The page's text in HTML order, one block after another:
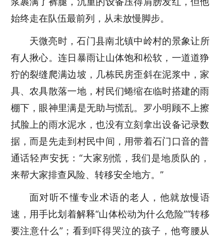
始终走在队伍最前列，从未放慢脚步。
天微亮时，石门县南北镇中岭村的景象让所
有人揪心。连日暴雨让山体饱和松软，一道道狰
狞的裂缝爬满边坡，几栋民房歪斜在泥浆中，家
具、农具散落一地，村民们蜷缩在临时搭建的雨
棚下，眼神里满是无助与慌乱。罗小明顾不上擦
拭脸上的雨水泥水，也没有立刻拿出设备记录数
据，而是先走到村民中间，用带着石门口音的普
通话轻声安抚： “大家别慌，我们是地质队的，
来帮大家排查风险、转移安全地方。”
面对听不懂专业术语的老人，他就放慢语
速，用手比划着解释“山体松动为什么危险”“转移
要注意什么”；看到吓得哭泣的孩子，他弯腰从